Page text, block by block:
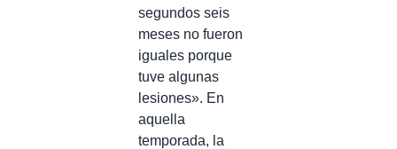
segundos seis
meses no fueron
iguales porque
tuve algunas
lesiones». En
aquella
temporada, la